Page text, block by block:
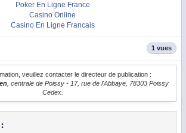
Poker En Ligne France
Casino Online
Casino En Ligne Francais
1 vues
veuillez contacter le directeur de publication :
, centrale de Poissy - 17, rue de l'Abbaye, 78303 Poissy
Cedex.